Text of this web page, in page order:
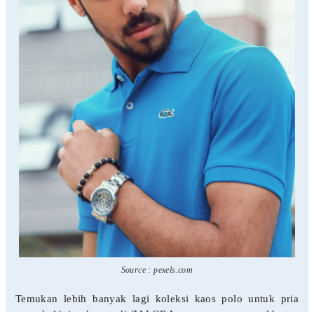
Source : pexels.com
Temukan lebih banyak lagi koleksi kaos polo untuk pria